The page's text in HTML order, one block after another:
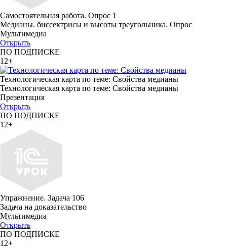
Самостоятельная работа. Опрос 1
Медианы. биссектрисы и высоты треугольника. Опрос
Мультимедиа
Открыть
ПО ПОДПИСКЕ
12+
Технологическая карта по теме: Свойства медианы
Технологическая карта по теме: Свойства медианы
Презентация
Открыть
ПО ПОДПИСКЕ
12+
Упражнение. Задача 106
Задача на доказательство
Мультимедиа
Открыть
ПО ПОДПИСКЕ
12+